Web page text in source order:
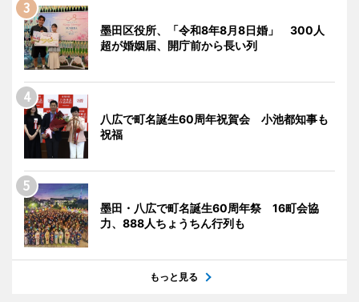
墨田区役所、「令和8年8月8日婚」 300人
超が婚姻届、開庁前から長い列
八広で町名誕生60周年祝賀会 小池都知事も
祝福
墨田・八広で町名誕生60周年祭 16町会協
力、888人ちょうちん行列も
もっと見る